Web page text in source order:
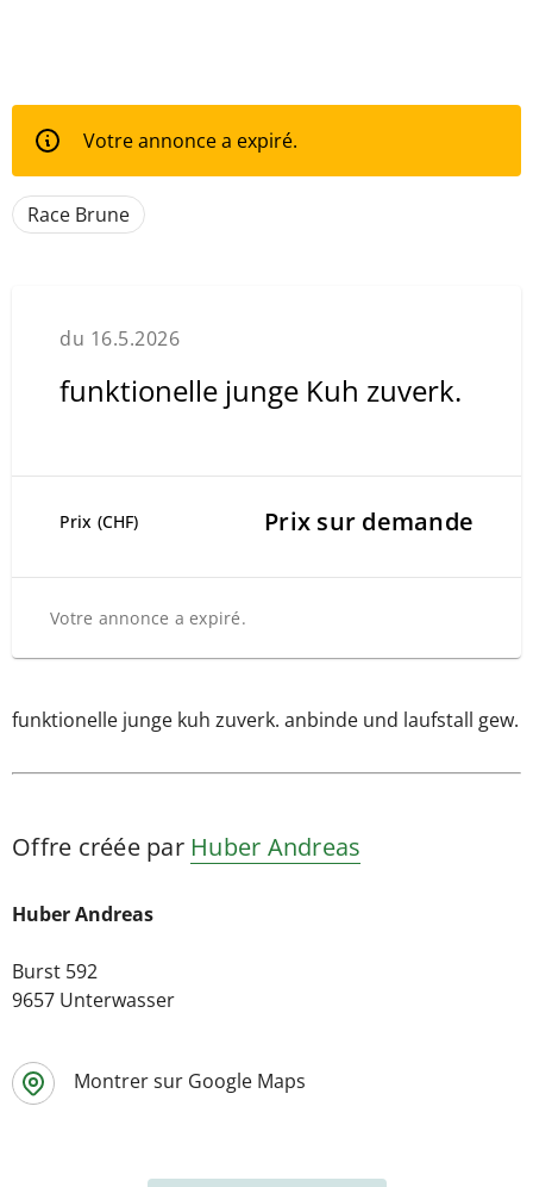
Votre annonce a expiré.
Race Brune
du 16.5.2026
funktionelle junge Kuh zuverk.
Prix (CHF) Prix sur demande
Votre annonce a expiré.
funktionelle junge kuh zuverk. anbinde und laufstall gew.
Offre créée par Huber Andreas
Huber Andreas
Burst 592
9657 Unterwasser
Montrer sur Google Maps